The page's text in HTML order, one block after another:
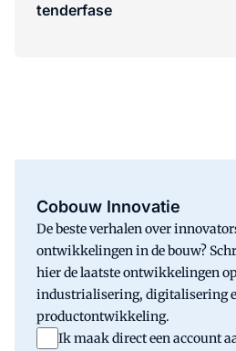
tenderfase
Cobouw Innovatie
De beste verhalen over
ontwikkelingen in de bouw?
hier de laatste ontwikkelingen
industrialisering, digitalisering
productontwikkeling.
Ik maak direct een account